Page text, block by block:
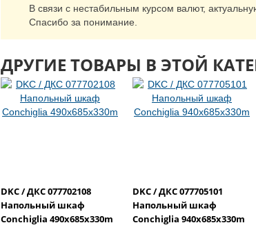
В связи с нестабильным курсом валют,
Спасибо за понимание.
ДРУГИЕ ТОВАРЫ В ЭТОЙ
DKC / ДКС 077702108
Напольный шкаф
Conchiglia 490x685x330m
DKC / ДКС 077705101
Напольный шкаф
Conchiglia 940x685x330m